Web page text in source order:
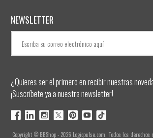
NEWSLETTER
¿Quieres ser el primero en recibir nuestras
¡Suscríbete ya a nuestra newsletter!
Copyright © BBShop - 2026 Logicpulse.com. Todos los derechos